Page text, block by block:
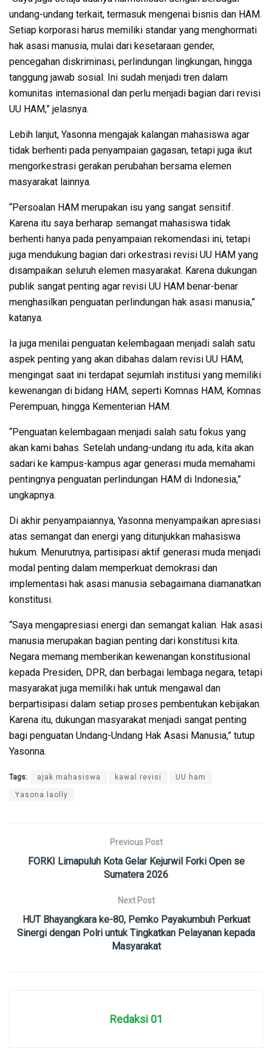
undang-undang terkait, termasuk mengenai bisnis dan HAM.
Setiap korporasi harus memiliki standar yang menghormati
hak asasi manusia, mulai dari kesetaraan gender,
pencegahan diskriminasi, perlindungan lingkungan, hingga
tanggung jawab sosial. Ini sudah menjadi tren dalam
komunitas internasional dan perlu menjadi bagian dari revisi
UU HAM,” jelasnya.
Lebih lanjut, Yasonna mengajak kalangan mahasiswa agar
tidak berhenti pada penyampaian gagasan, tetapi juga ikut
mengorkestrasi gerakan perubahan bersama elemen
masyarakat lainnya.
“Persoalan HAM merupakan isu yang sangat sensitif.
Karena itu saya berharap semangat mahasiswa tidak
berhenti hanya pada penyampaian rekomendasi ini, tetapi
juga mendukung bagian dari orkestrasi revisi UU HAM yang
disampaikan seluruh elemen masyarakat. Karena dukungan
publik sangat penting agar revisi UU HAM benar-benar
menghasilkan penguatan perlindungan hak asasi manusia,”
katanya.
Ia juga menilai penguatan kelembagaan menjadi salah satu
aspek penting yang akan dibahas dalam revisi UU HAM,
mengingat saat ini terdapat sejumlah institusi yang memiliki
kewenangan di bidang HAM, seperti Komnas HAM, Komnas
Perempuan, hingga Kementerian HAM.
“Penguatan kelembagaan menjadi salah satu fokus yang
akan kami bahas. Setelah undang-undang itu ada, kita akan
sadari ke kampus-kampus agar generasi muda memahami
pentingnya penguatan perlindungan HAM di Indonesia,”
ungkapnya.
Di akhir penyampaiannya, Yasonna menyampaikan apresiasi
atas semangat dan energi yang ditunjukkan mahasiswa
hukum. Menurutnya, partisipasi aktif generasi muda menjadi
modal penting dalam memperkuat demokrasi dan
implementasi hak asasi manusia sebagaimana diamanatkan
konstitusi.
“Saya mengapresiasi energi dan semangat kalian. Hak asasi
manusia merupakan bagian penting dari konstitusi kita.
Negara memang memberikan kewenangan konstitusional
kepada Presiden, DPR, dan berbagai lembaga negara, tetapi
masyarakat juga memiliki hak untuk mengawal dan
berpartisipasi dalam setiap proses pembentukan kebijakan.
Karena itu, dukungan masyarakat menjadi sangat penting
bagi penguatan Undang-Undang Hak Asasi Manusia,” tutup
Yasonna.
Tags: ajak mahasiswa kawal revisi UU ham
Yasona laolly
Previous Post
FORKI Limapuluh Kota Gelar Kejurwil Forki Open se
Sumatera 2026
Next Post
HUT Bhayangkara ke-80, Pemko Payakumbuh Perkuat
Sinergi dengan Polri untuk Tingkatkan Pelayanan kepada
Masyarakat
Redaksi 01